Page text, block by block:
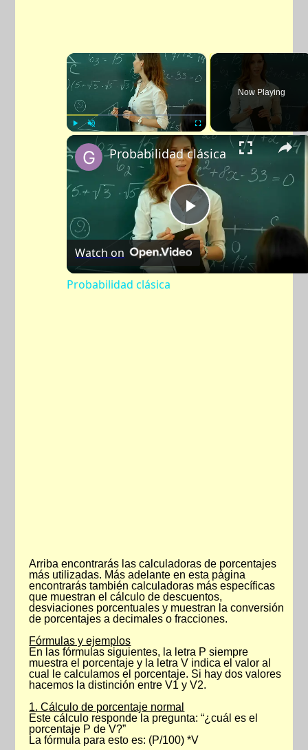
×
Unmute Fullscreen
Now Playing
Play
Video
Probabilidad clásica
Watch on
Probabilidad clásica
Arriba encontrarás las calculadoras de porcentajes
más utilizadas. Más adelante en esta página
encontrarás también calculadoras más específicas
que muestran el cálculo de descuentos,
desviaciones porcentuales y muestran la conversión
de porcentajes a decimales o fracciones.
Fórmulas y ejemplos
En las fórmulas siguientes, la letra P siempre
muestra el porcentaje y la letra V indica el valor al
cual le calculamos el porcentaje. Si hay dos valores
hacemos la distinción entre V1 y V2.
1. Cálculo de porcentaje normal
Este cálculo responde la pregunta: “¿cuál es el
porcentaje P de V?”
La fórmula para esto es: (P/100) *V